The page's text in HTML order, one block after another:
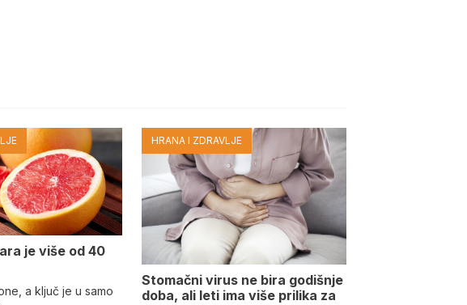
je više od 40
a ključ je u samo
HRANA I ZDRAVLJE
Stomačni virus ne bira godišnje
doba, ali leti ima više prilika za